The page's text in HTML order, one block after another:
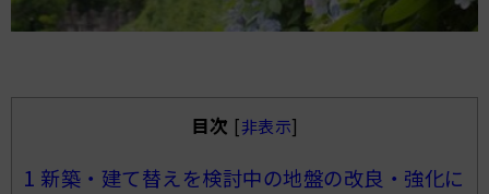
目次 [非表示]
1 新築・建て替えを検討中の地盤の改良・強化に